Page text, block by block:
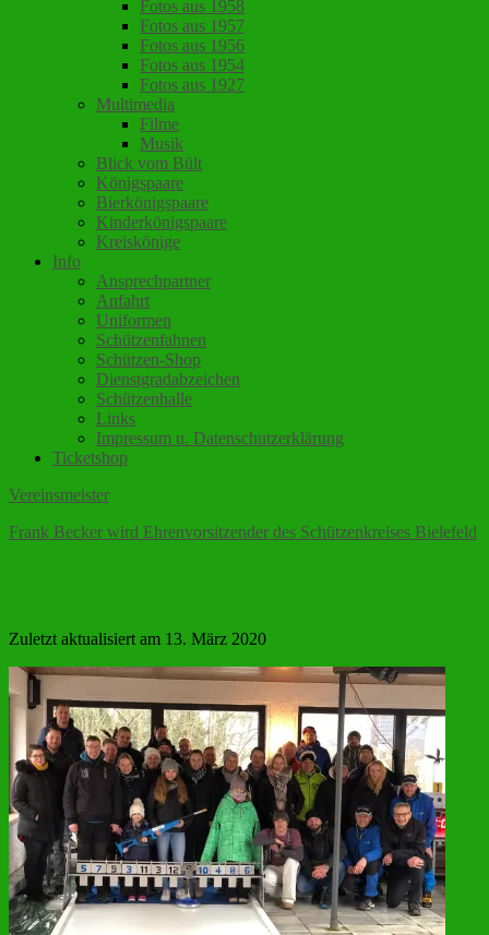
Fotos aus 1958
Fotos aus 1957
Fotos aus 1956
Fotos aus 1954
Fotos aus 1927
Multimedia
Filme
Musik
Blick vom Bült
Königspaare
Bierkönigspaare
Kinderkönigspaare
Kreiskönige
Info
Ansprechpartner
Anfahrt
Uniformen
Schützenfahnen
Schützen-Shop
Dienstgradabzeichen
Schützenhalle
Links
Impressum u. Datenschutzerklärung
Ticketshop
Vereinsmeister
Frank Becker wird Ehrenvorsitzender des Schützenkreises Bielefeld
Zuletzt aktualisiert am 13. März 2020